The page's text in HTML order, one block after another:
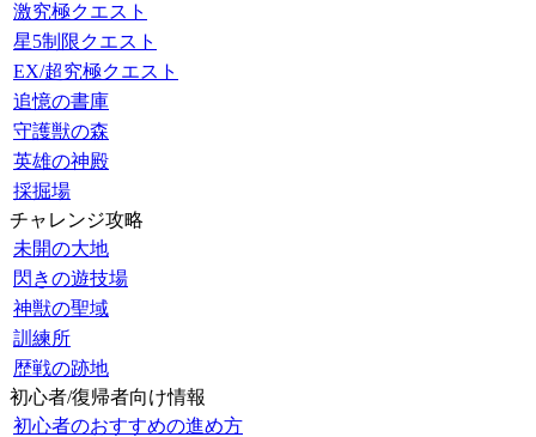
激究極クエスト
星5制限クエスト
EX/超究極クエスト
追憶の書庫
守護獣の森
英雄の神殿
採掘場
チャレンジ攻略
未開の大地
閃きの遊技場
神獣の聖域
訓練所
歴戦の跡地
初心者/復帰者向け情報
初心者のおすすめの進め方